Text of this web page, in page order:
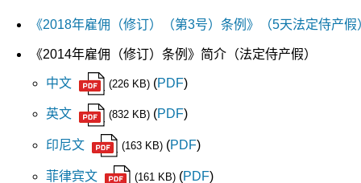
《2018年雇佣（修订）（第3号）条例》（5天法定侍产
《2014年雇佣（修订）条例》简介（法定侍产假）
中文 (226 KB)(PDF)
英文 (832 KB)(PDF)
印尼文 (163 KB)(PDF)
菲律宾文 (161 KB)(PDF)